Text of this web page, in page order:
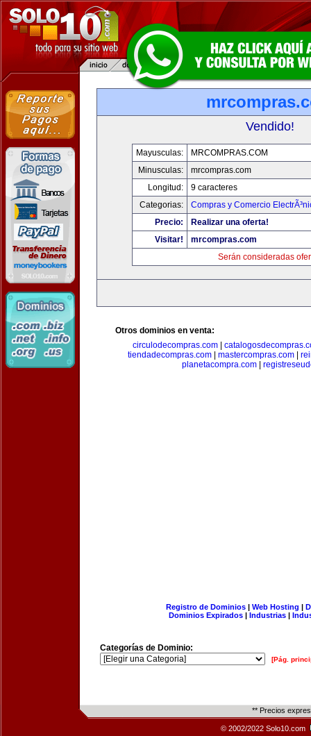
Vendido!
Mayusculas:
MRCOMPRAS.COM
Minusculas:
mrcompras.com
Longitud:
9 caracteres
Categorias:
Compras y Comercio
Precio:
Realizar una oferta!
Visitar!
mrcompras.com
Serán consideradas
Otros dominios en venta:
circulodecompras.com|
tiendadecompras.com| mastercompras.com|
planetacompra.com
Registro de Dominios| Web Hosting |
Dominios Expirados | Industrias |
Categorías de Dominio:
[Pág.
** Precios
© 2002/2022 Solo10.com